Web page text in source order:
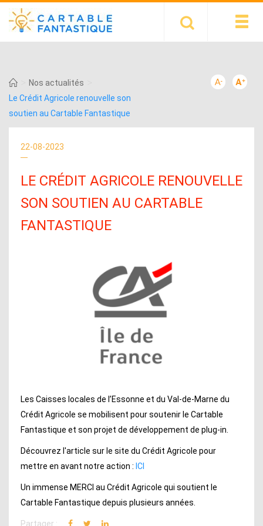
Nos actualités
Le Crédit Agricole renouvelle son
soutien au Cartable Fantastique
22-08-2023
LE CRÉDIT AGRICOLE RENOUVELLE
SON SOUTIEN AU CARTABLE
FANTASTIQUE
Les Caisses locales de l’Essonne et du Val-de-Marne du
Crédit Agricole se mobilisent pour soutenir le Cartable
Fantastique et son projet de développement de plug-in.
Découvrez l'article sur le site du Crédit Agricole pour
mettre en avant notre action : ICI
Un immense MERCI au Crédit Agricole qui soutient le
Cartable Fantastique depuis plusieurs années.
Partager :